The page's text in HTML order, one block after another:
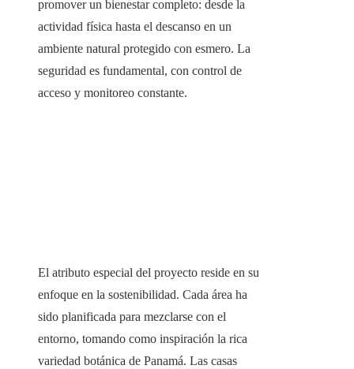
promover un bienestar completo: desde la
actividad física hasta el descanso en un
ambiente natural protegido con esmero. La
seguridad es fundamental, con control de
acceso y monitoreo constante.
El atributo especial del proyecto reside en su
enfoque en la sostenibilidad. Cada área ha
sido planificada para mezclarse con el
entorno, tomando como inspiración la rica
variedad botánica de Panamá. Las casas